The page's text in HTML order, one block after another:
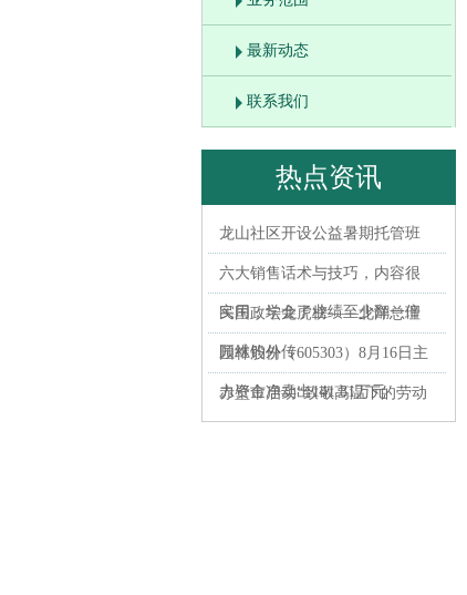
最新动态
联系我们
热点资讯
龙山社区开设公益暑期托管班
六大销售话术与技巧，内容很
实用，学会了业绩至少翻一倍
民国政坛龙虎榜——北洋总理
顾维钧外传
园林股份（605303）8月16日主
力资金净卖出141.81万元
赤壁市启动“致敬高温下的劳动